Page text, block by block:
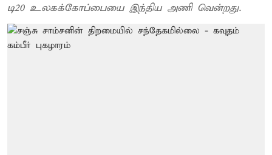
டி20 உலகக்கோப்பையை இந்திய அணி வென்றது.